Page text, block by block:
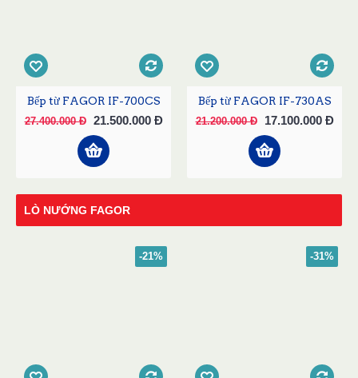
Bếp từ FAGOR IF-700CS
27.400.000 Đ 21.500.000 Đ
Bếp từ FAGOR IF-730AS
21.200.000 Đ 17.100.000 Đ
LÒ NƯỚNG FAGOR
-21% -31%